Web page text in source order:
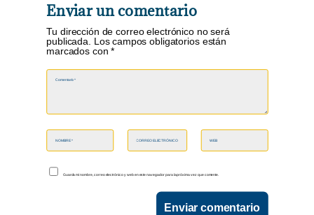
Enviar un comentario
Tu dirección de correo electrónico no será
publicada.
Los campos obligatorios están
marcados con*
Guarda mi nombre, correo electrónico y web en este navegador para la próxima vez que comente.
Enviar comentario